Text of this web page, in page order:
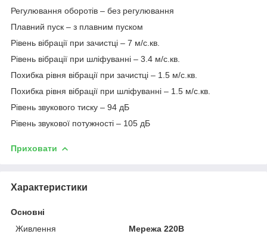
Регулювання оборотів – без регулювання
Плавний пуск – з плавним пуском
Рівень вібрації при зачистці – 7 м/с.кв.
Рівень вібрації при шліфуванні – 3.4 м/с.кв.
Похибка рівня вібрації при зачистці – 1.5 м/с.кв.
Похибка рівня вібрації при шліфуванні – 1.5 м/с.кв.
Рівень звукового тиску – 94 дБ
Рівень звукової потужності – 105 дБ
Приховати
Характеристики
Основні
Живлення
Мережа 220В